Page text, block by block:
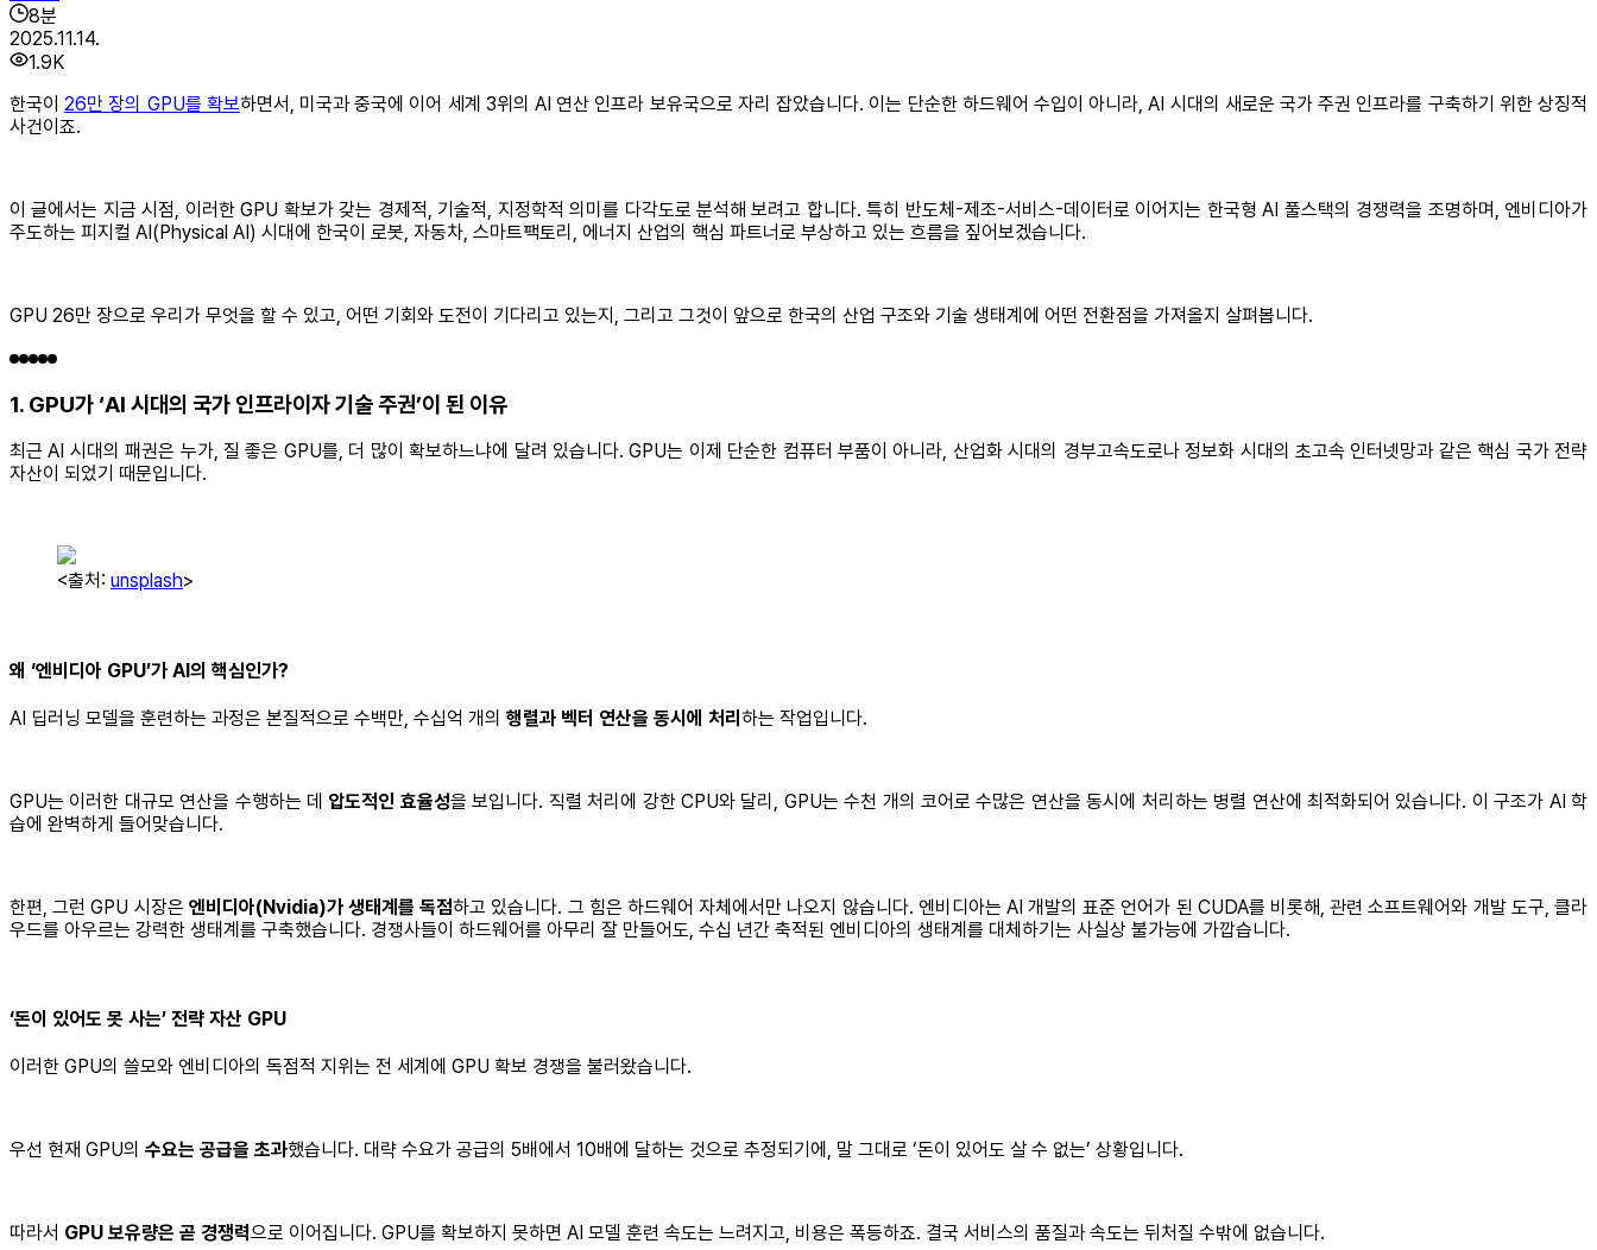
8분
2025.11.14.
1.9K
한국이26만 장의 GPU를 확보하면서, 미국과 중국에 이어 세계 3위의 AI 연산 인프라 보유국으로 자리 잡았습니다. 이는 단순한 하드웨어 수입이 아니라, AI 시대의 새로운 국가 주권 인프라를 구축하기 위한 상징적
사건이죠.
이 글에서는 지금 시점, 이러한 GPU 확보가 갖는 경제적, 기술적, 지정학적 의미를 다각도로 분석해 보려고 합니다. 특히 반도체-제조-서비스-데이터로 이어지는 한국형 AI 풀스택의 경쟁력을 조명하며, 엔비디아가
주도하는 피지컬 AI(Physical AI) 시대에 한국이 로봇, 자동차, 스마트팩토리, 에너지 산업의 핵심 파트너로 부상하고 있는 흐름을 짚어보겠습니다.
GPU 26만 장으로 우리가 무엇을 할 수 있고, 어떤 기회와 도전이 기다리고 있는지, 그리고 그것이 앞으로 한국의 산업 구조와 기술 생태계에 어떤 전환점을 가져올지 살펴봅니다.
1. GPU가 ‘AI 시대의 국가 인프라이자 기술 주권’이 된 이유
최근 AI 시대의 패권은 누가, 질 좋은 GPU를, 더 많이 확보하느냐에 달려 있습니다. GPU는 이제 단순한 컴퓨터 부품이 아니라, 산업화 시대의 경부고속도로나 정보화 시대의 초고속 인터넷망과 같은 핵심 국가 전략
자산이 되었기 때문입니다.
<출처: unsplash>
왜 ‘엔비디아 GPU’가 AI의 핵심인가?
AI 딥러닝 모델을 훈련하는 과정은 본질적으로 수백만, 수십억 개의 행렬과 벡터 연산을 동시에 처리 하는 작업입니다.
GPU는 이러한 대규모 연산을 수행하는 데 압도적인 효율성을 보입니다. 직렬 처리에 강한 CPU와 달리, GPU는 수천 개의 코어로 수많은 연산을 동시에 처리하는 병렬 연산에 최적화되어 있습니다. 이 구조가 AI 학
습에 완벽하게 들어맞습니다.
한편, 그런 GPU 시장은 엔비디아(Nvidia)가 생태계를 독점하고 있습니다. 그 힘은 하드웨어 자체에서만 나오지 않습니다. 엔비디아는 AI 개발의 표준 언어가 된 CUDA를 비롯해, 관련 소프트웨어와 개발 도구, 클라
우드를 아우르는 강력한 생태계를 구축했습니다. 경쟁사들이 하드웨어를 아무리 잘 만들어도, 수십 년간 축적된 엔비디아의 생태계를 대체하기는 사실상 불가능에 가깝습니다.
‘돈이 있어도 못 사는’ 전략 자산 GPU
이러한 GPU의 쓸모와 엔비디아의 독점적 지위는 전 세계에 GPU 확보 경쟁을 불러왔습니다.
우선 현재 GPU의 수요는 공급을 초과했습니다. 대략 수요가 공급의 5배에서 10배에 달하는 것으로 추정되기에, 말 그대로 ‘돈이 있어도 살 수 없는’ 상황입니다.
따라서 GPU 보유량은 곧 경쟁력으로 이어집니다. GPU를 확보하지 못하면 AI 모델 훈련 속도는 느려지고, 비용은 폭등하죠. 결국 서비스의 품질과 속도는 뒤처질 수밖에 없습니다.